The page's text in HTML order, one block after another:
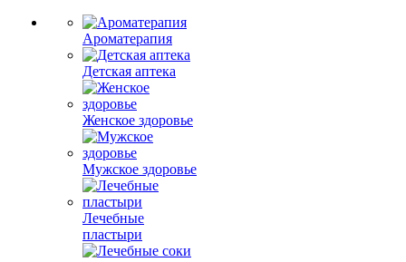
Ароматерапия
Детская аптека
Женское здоровье
Мужское здоровье
Лечебные
пластыри